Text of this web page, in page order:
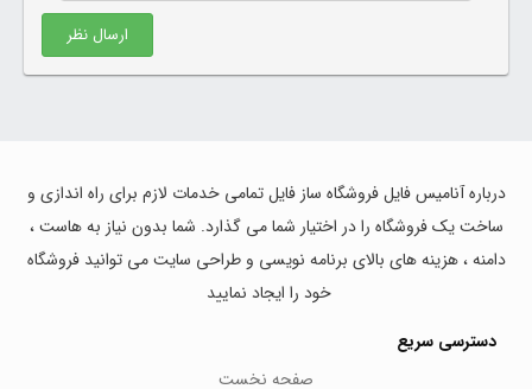
ارسال نظر
درباره آنامیس فایل فروشگاه ساز فایل تمامی خدمات لازم برای راه اندازی و
ساخت یک فروشگاه را در اختیار شما می گذارد. شما بدون نیاز به هاست ،
دامنه ، هزینه های بالای برنامه نویسی و طراحی سایت می توانید فروشگاه
خود را ایجاد نمایید
دسترسی سریع
صفحه نخست